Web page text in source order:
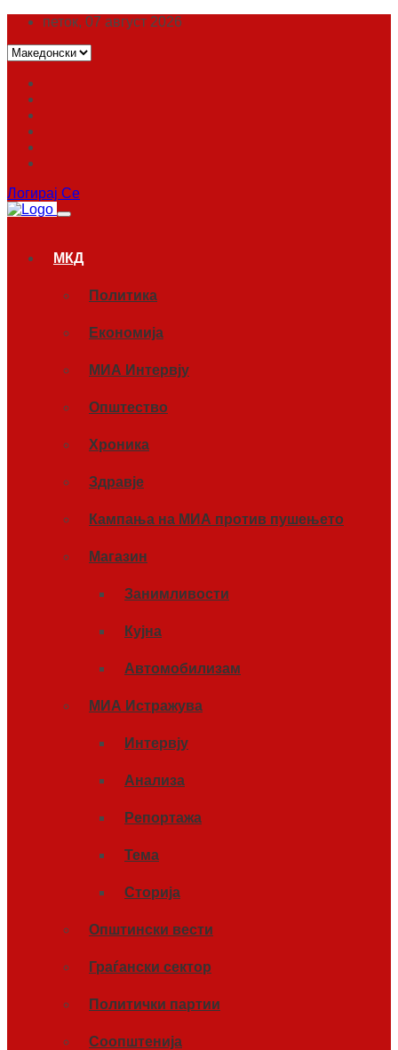
петок, 07 август 2026
Логирај Се
МКД
Политика
Економија
МИА Интервју
Општество
Хроника
Здравје
Кампања на МИА против пушењето
Магазин
Занимливости
Кујна
Автомобилизам
МИА Истражува
Интервју
Анализа
Репортажа
Тема
Сторија
Општински вести
Граѓански сектор
Политички партии
Соопштенија